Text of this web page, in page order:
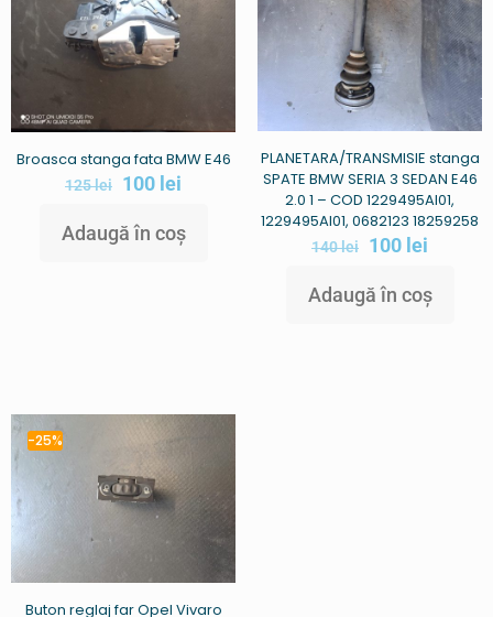
Broasca stanga fata BMW E46
125lei 100 lei
Adaugă în coș
PLANETARA/TRANSMISIE stanga
SPATE BMW SERIA 3 SEDAN E46
2.0 1 – COD 1229495AI01,
1229495AI01, 0682123 18259258
140lei 100 lei
Adaugă în coș
-25%
Buton reglaj far Opel Vivaro